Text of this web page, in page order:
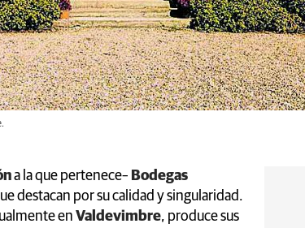
a la que pertenece– Bodegas
destacan por su calidad y singularidad.
en Valdevimbre, produce sus